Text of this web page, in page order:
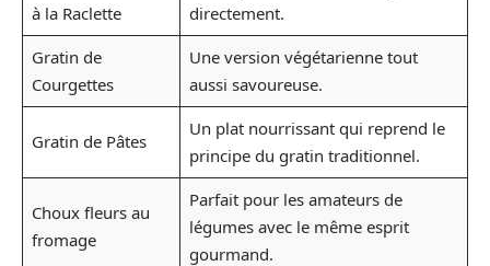
à la Raclette
directement.
Gratin de
Courgettes
Une version végétarienne tout
aussi savoureuse.
Gratin de Pâtes
Un plat nourrissant qui reprend le
principe du gratin traditionnel.
Choux fleurs au
fromage
Parfait pour les amateurs de
légumes avec le même esprit
gourmand.